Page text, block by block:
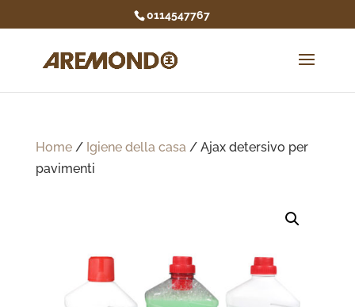
0114547767
Home/ Igiene della casa/ Ajax detersivo per
pavimenti